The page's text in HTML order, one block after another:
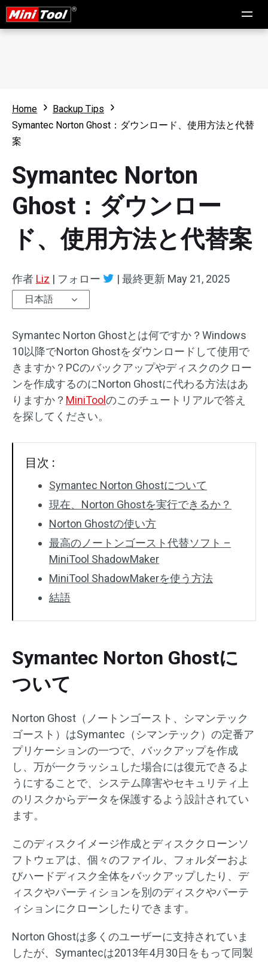
Home
Backup Tips
Symantec Norton Ghost：ダウンロード、使用方法と代替
案
Symantec Norton
Ghost：ダウンロー
ド、使用方法と代替案
作者 Liz | フォロー | 最終更新 May 21, 2025
日本語
Symantec Norton Ghostとは何ですか？Windows
10以降でNorton Ghostをダウンロードして使用で
きますか？PCのバックアップやディスクのクロー
ンを作成するのにNorton Ghostに代わる方法はあ
りますか？ MiniToolのこのチュートリアルで答え
を探してください。
目次 :
Symantec Norton Ghostについて
現在、Norton Ghostを実行できるか？
Norton Ghostの使い方
最高のノートンゴースト代替ソフト –
MiniTool ShadowMaker
MiniTool ShadowMakerを使う方法
結語
Symantec Norton Ghostに
ついて
Norton Ghost（ノートンゴースト、シマンテック
ゴースト）はSymantec（シマンテック）の定番ア
プリケーションの一つで、バックアップを作成
し、万が一クラッシュした場合には復元できるよ
うにすることで、システム障害やセキュリティ上
のリスクからデータを保護するよう設計されてい
ます。
このディスクイメージ作成とディスククローンソ
フトウェアは、個々のファイル、フォルダーおよ
びハードディスク全体をバックアップしたり、デ
ィスクやパーティションを別のディスクやパーテ
ィションにクローンしたりできます。
Norton Ghostは多くのユーザーに支持されていま
したが、Symantecは2013年4月30日をもって同製